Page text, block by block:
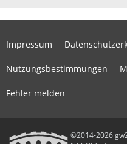
Impressum
Nutzungsbestimmungen
Fehler melden
©2014-2026